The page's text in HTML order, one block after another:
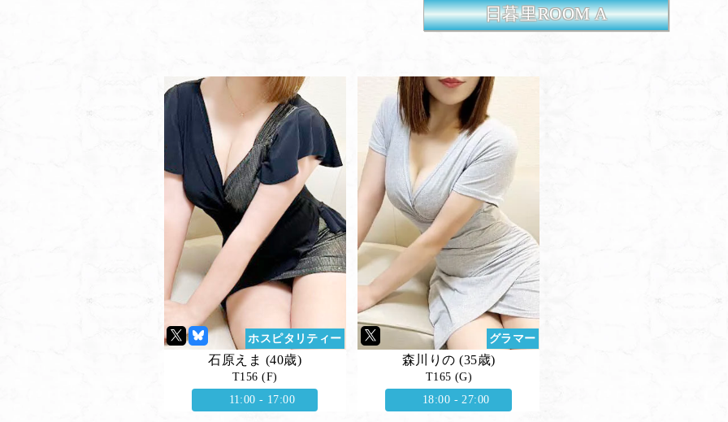
日暮里ROOM A
石原えま (40歳)
T156 (F)
11:00 - 17:00
ホスピタリティー
森川りの (35歳)
T165 (G)
18:00 - 27:00
グラマー